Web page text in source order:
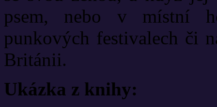
psem, nebo v místní
punkových festivalech či
Británii.
Ukázka z knihy: